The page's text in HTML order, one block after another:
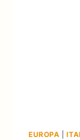
EUROPA |